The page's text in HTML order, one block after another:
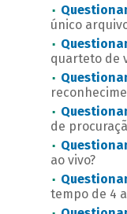
único
quarteto de
de
ao vivo?
tempo de 4